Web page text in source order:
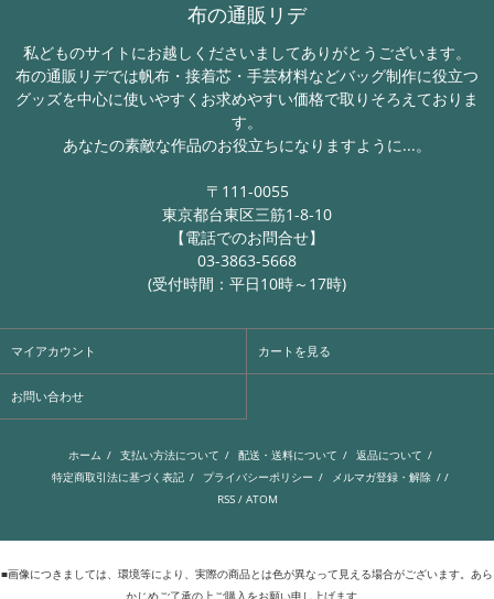
布の通販リデ
私どものサイトにお越しくださいましてありがとうございます。
布の通販リデでは帆布・接着芯・手芸材料などバッグ制作に役立つ
グッズを中心に使いやすくお求めやすい価格で取りそろえておりま
す。
あなたの素敵な作品のお役立ちになりますように...。
〒111-0055
東京都台東区三筋1-8-10
【電話でのお問合せ】
03-3863-5668
(受付時間：平日10時～17時)
マイアカウント カートを見る
お問い合わせ
ホーム / 支払い方法について / 配送・送料について / 返品について /
特定商取引法に基づく表記 / プライバシーポリシー / メルマガ登録・解除 / /
RSS/ ATOM
■画像につきましては、環境等により、実際の商品とは色が異なって見える場合がございます。あら
かじめご了承の上ご購入をお願い申し上げます。